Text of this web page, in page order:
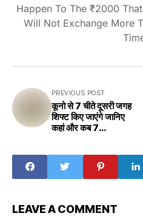
Happen To The ₹2000
Will Not Exchange More
PREVIOUS POST
कूनो से 7 चीते दूसरी जगह
शिफ्ट किए जाएंगे जानिए
कहां और कब 7
Kuno to another
place, know
where and when
LEAVE A COMMENT